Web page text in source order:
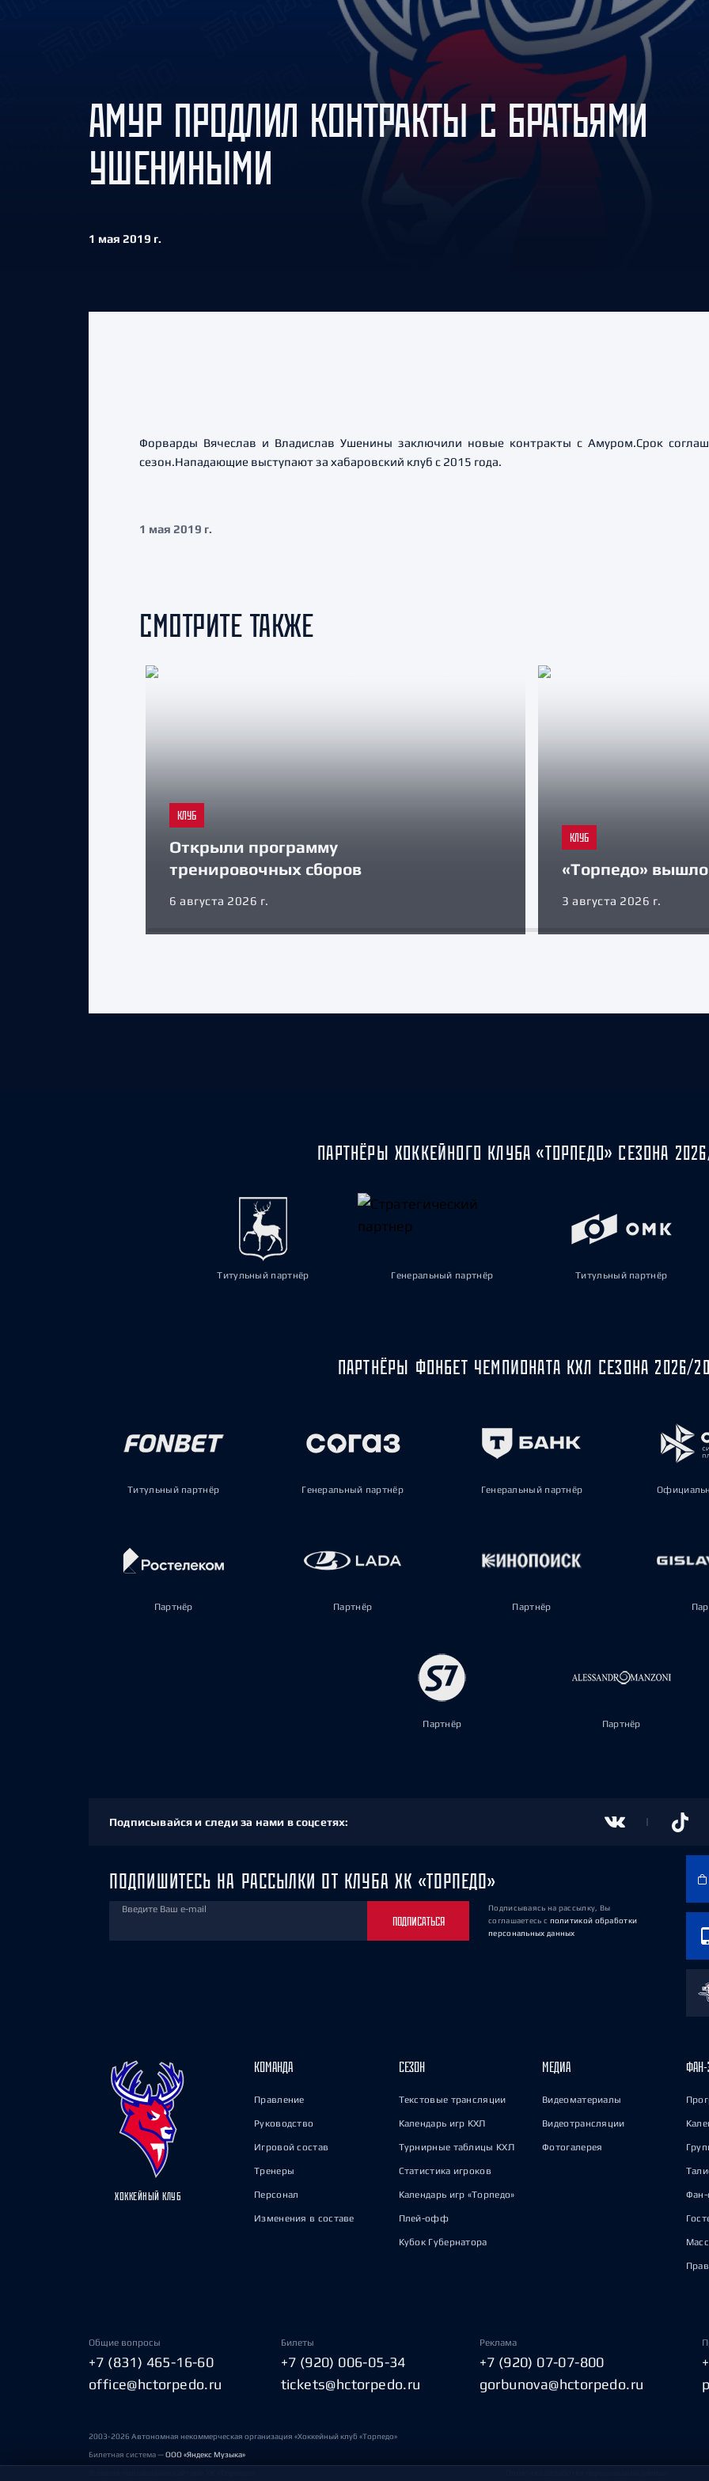
Амур
Барыс
Салават Юлаев
Сибирь
АМУР ПРОДЛИЛ КОНТРАКТЫ С БРАТЬЯМИ
УШЕНИНЫМИ
1 мая 2019 г.
Форварды Вячеслав и Владислав Ушенины заключили новые контракты с Амуром.Срок
сезон.Нападающие выступают за хабаровский клуб с 2015 года.
1 мая 2019 г.
СМОТРИТЕ ТАКЖЕ
КЛУБ
Открыли программу
тренировочных сборов
6 августа 2026 г.
КЛУБ
«Торпедо» вышло
3 августа 2026 г.
ПАРТНЁРЫ ХОККЕЙНОГО КЛУБА «ТОРПЕДО» СЕЗОНА
Титульный партнёр Генеральный партнёр Титульный партнёр
ПАРТНЁРЫ ФОНБЕТ ЧЕМПИОНАТА КХЛ СЕЗОНА 2026/
Титульный партнёр Генеральный партнёр Генеральный партнёр
Партнёр Партнёр Партнёр
Партнёр Партнёр
Подписывайся и следи за нами в соцсетях:
ПОДПИШИТЕСЬ НА РАССЫЛКИ ОТ КЛУБА ХК «ТОРПЕДО»
Введите Ваш e-mail
ПОДПИСАТЬСЯ
Подписываясь на рассылку, Вы
соглашаетесь с политикой обработки
персональных данных
ХОККЕЙНЫЙ КЛУБ
КОМАНДА
Правление
Руководство
Игровой состав
Тренеры
Персонал
Изменения в составе
СЕЗОН
Текстовые трансляции
Календарь игр КХЛ
Турнирные таблицы КХЛ
Статистика игроков
Календарь игр «Торпедо»
Плей-офф
Кубок Губернатора
МЕДИА
Видеоматериалы
Видеотрансляции
Фотогалерея
ФАН-
Фан-
Общие вопросы
+7 (831) 465-16-60
office@hctorpedo.ru
Билеты
+7 (920) 006-05-34
tickets@hctorpedo.ru
Реклама
+7 (920) 07-07-800
gorbunova@hctorpedo.ru
2003-2026 Автономная некоммерческая организация «Хоккейный клуб «Торпедо»
Билетная система —ООО «Яндекс Музыка»